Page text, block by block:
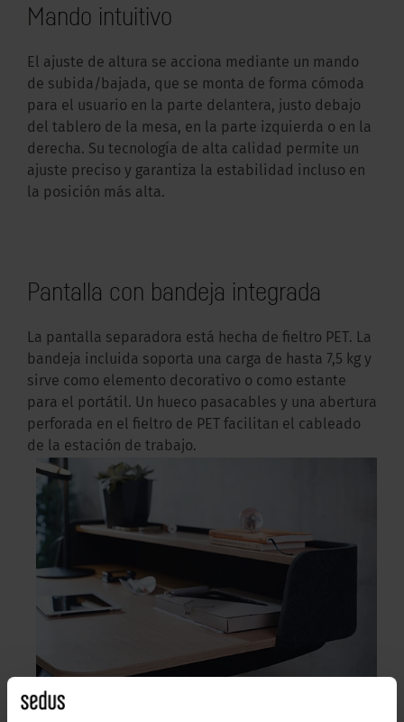
Mando intuitivo
El ajuste de altura se acciona mediante un mando
de subida/bajada, que se monta de forma cómoda
para el usuario en la parte delantera, justo debajo
del tablero de la mesa, en la parte izquierda o en la
derecha. Su tecnología de alta calidad permite un
ajuste preciso y garantiza la estabilidad incluso en
la posición más alta.
Pantalla con bandeja integrada
La pantalla separadora está hecha de fieltro PET. La
bandeja incluida soporta una carga de hasta 7,5 kg y
sirve como elemento decorativo o como estante
para el portátil. Un hueco pasacables y una abertura
perforada en el fieltro de PET facilitan el cableado
de la estación de trabajo.